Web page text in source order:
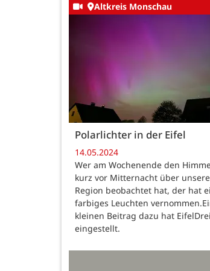
Altkreis Monschau
Polarlichter in der Eifel
14.05.2024
Wer am Wochenende den
kurz vor Mitternacht über
Region beobachtet hat, der hat
farbiges Leuchten
kleinen Beitrag dazu hat
eingestellt.